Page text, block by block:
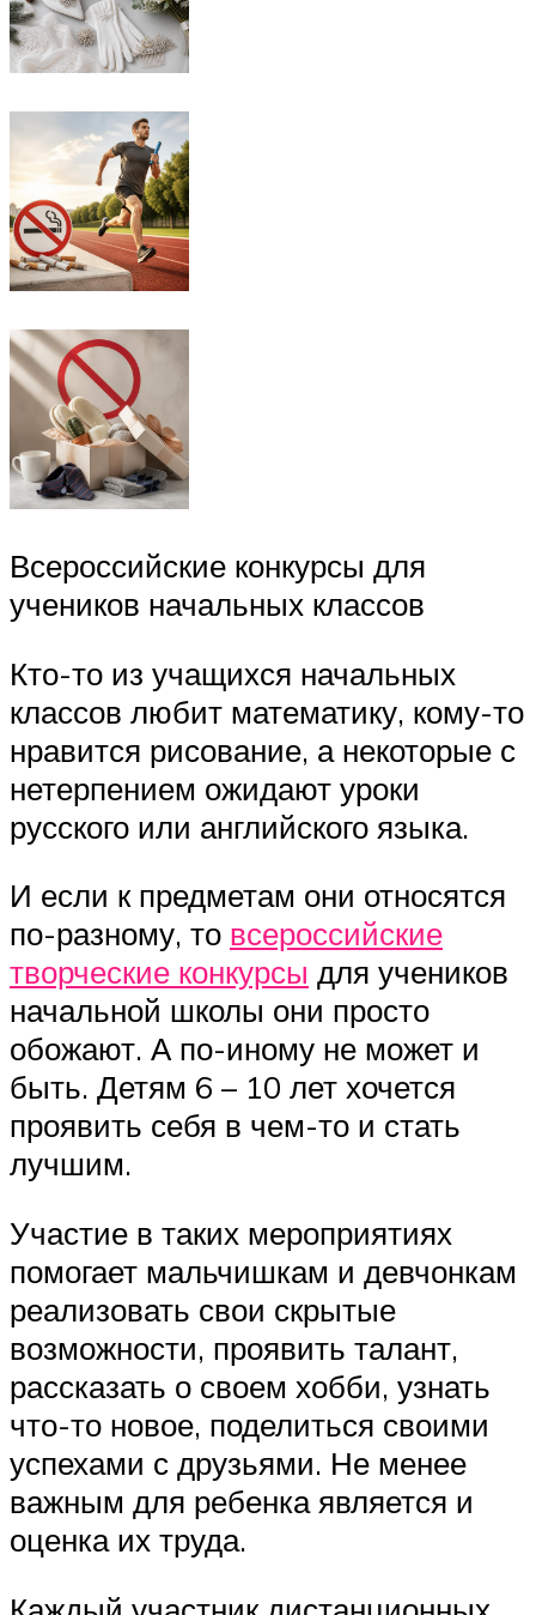
Всероссийские конкурсы для
учеников начальных классов
Кто-то из учащихся начальных
классов любит математику, кому-то
нравится рисование, а некоторые с
нетерпением ожидают уроки
русского или английского языка.
И если к предметам они относятся
по-разному, то всероссийские
творческие конкурсы для учеников
начальной школы они просто
обожают. А по-иному не может и
быть. Детям 6 – 10 лет хочется
проявить себя в чем-то и стать
лучшим.
Участие в таких мероприятиях
помогает мальчишкам и девчонкам
реализовать свои скрытые
возможности, проявить талант,
рассказать о своем хобби, узнать
что-то новое, поделиться своими
успехами с друзьями. Не менее
важным для ребенка является и
оценка их труда.